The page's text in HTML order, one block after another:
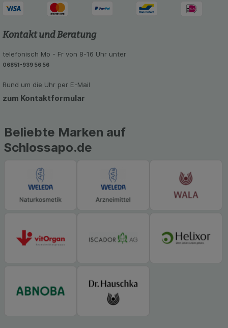
Kontakt und Beratung
telefonisch Mo - Fr von 8-16 Uhr unter
06851-939 56 56
Rund um die Uhr per E-Mail
zum Kontaktformular
Beliebte Marken auf
Schlossapo.de